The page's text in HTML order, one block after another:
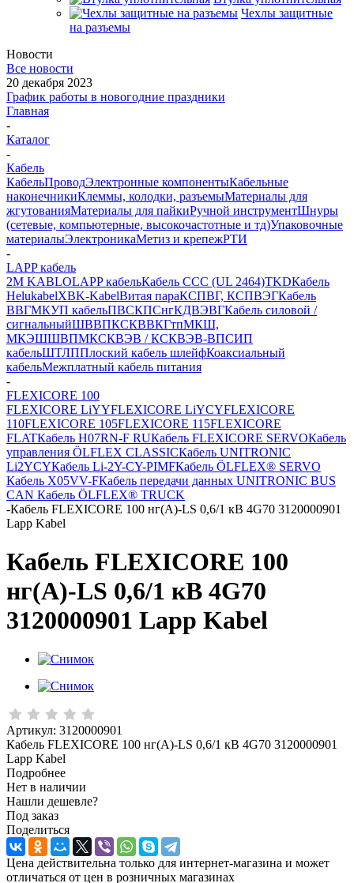
Чехлы защитные
на разъемы
Новости
Все новости
20 декабря 2023
График работы в новогодние праздники
Главная
-
Каталог
-
Кабель
КабельПроводЭлектронные компонентыКабельные
наконечникиКлеммы, колодки, разъемыМатериалы для
жгутованияМатериалы для пайкиРучной инструментШнуры
(сетевые, компьютерные, высокочастотные и тд)Упаковочные
материалыЭлектроникаМетиз и крепежРТИ
-
LAPP кабель
2M KABLOLAPP кабельКабель CCC (UL 2464)TKDКабель
HelukabelXBK-KabelВитая параКСПВГ, КСПВЭГКабель
ВВГМКУП кабельПВСКПСнгКДВЭВГКабель силовой /
сигнальныйШВВПКСКВВКГтпМКШ,
МКЭШШВПМКСКВЭВ / КСКВЭВ-ВПСИП
кабельШТЛППлоский кабель шлейфКоаксиальный
кабельМежплатный кабель питания
-
FLEXICORE 100
FLEXICORE LiYYFLEXICORE LiYCYFLEXICORE
110FLEXICORE 105FLEXICORE 115FLEXICORE
FLATКабель H07RN-F RUКабель FLEXICORE SERVOКабель
управления ÖLFLEX CLASSICКабель UNITRONIC
Li2YCYКабель Li-2Y-CY-PIMFКабель ÖLFLEX® SERVO
Кабель X05VV-FКабель передачи данных UNITRONIC BUS
CAN Кабель ÖLFLEX® TRUCK
-Кабель FLEXICORE 100 нг(А)-LS 0,6/1 кВ 4G70 3120000901
Lapp Kabel
Кабель FLEXICORE 100
нг(А)-LS 0,6/1 кВ 4G70
3120000901 Lapp Kabel
Артикул: 3120000901
Кабель FLEXICORE 100 нг(А)-LS 0,6/1 кВ 4G70 3120000901
Lapp Kabel
Подробнее
Нет в наличии
Нашли дешевле?
Под заказ
Поделиться
Цена действительна только для интернет-магазина и может
отличаться от цен в розничных магазинах